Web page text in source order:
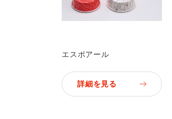
エスポアール
詳細を見る